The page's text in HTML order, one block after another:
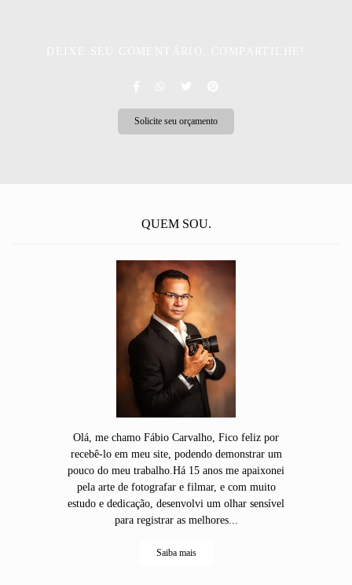
Solicite seu orçamento
QUEM SOU.
Olá, me chamo Fábio Carvalho, Fico feliz por
recebê-lo em meu site, podendo demonstrar um
pouco do meu trabalho.Há 15 anos me apaixonei
pela arte de fotografar e filmar, e com muito
estudo e dedicação, desenvolvi um olhar sensível
para registrar as melhores...
Saiba mais